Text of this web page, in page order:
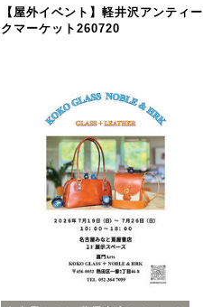
【屋外イベント】軽井沢アンティー
クマーケット260720